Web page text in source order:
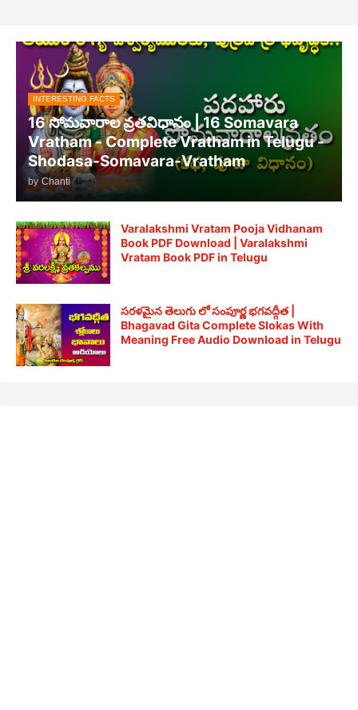
INTERESTING FACTS
16 సోమవారాల వ్రతవిధానం | 16 Somavara
Vratham - Complete Vratham in Telugu -
Shodasa-Somavara-Vratham
by Chanti
Varalakshmi Vratam Pooja Vidhanam
Book PDF Download | Varalakshmi
Vratam Book PDF in Telugu
సరళమైన తెలుగు లో సంపూర్ణ భగవద్గీత |
Bhagavad Gita Complete Slokas With
Meaning Free Audio Download in Telugu